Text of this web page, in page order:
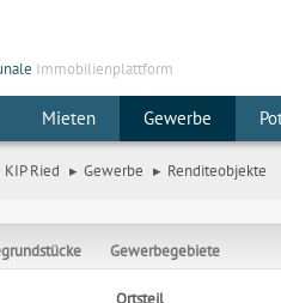
Immobilienplattform
Mieten Gewerbe
KIP Ried Gewerbe Renditeobjekte
Gewerbegebiete
Ortsteil